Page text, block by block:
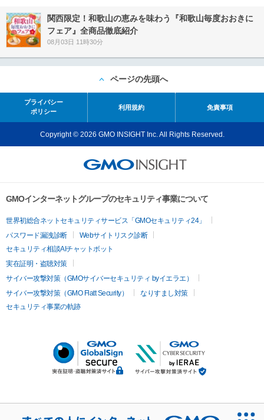
関西限定！和歌山の恵みを味わう『和歌山毎度おおきに
フェア』全商品徹底紹介
08月03日 11時30分
ページの先頭へ
プライバシー
ポリシー
利用規約 免責事項
Copyright © 2026 GMO INSIGHT Inc. All Rights Reserved.
GMOインターネットグループのセキュリティ事業について
世界初総合ネットセキュリティサービス「GMOセキュリティ24」
パスワード漏洩診断
Webサイトリスク診断
セキュリティ相談AIチャットボット
実在証明・盗聴対策
サイバー攻撃対策（GMOサイバーセキュリティ byイエラエ）
サイバー攻撃対策（GMO Flatt Security）
なりすまし対策
セキュリティ事業の軌跡